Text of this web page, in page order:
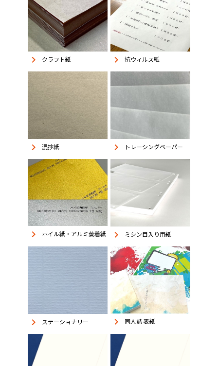
keyboard_arrow_right クラフト紙 keyboard_arrow_right 抗ウィルス紙
keyboard_arrow_right 混抄紙 keyboard_arrow_right トレーシングペーパー
keyboard_arrow_right ホイル紙・アルミ蒸着紙 keyboard_arrow_right ミシン目入り用紙
keyboard_arrow_right ステーショナリー keyboard_arrow_right 同人誌 表紙